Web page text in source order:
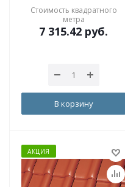
Стоимость квадратного
метра
7 315.42 руб.
В корзину
АКЦИЯ